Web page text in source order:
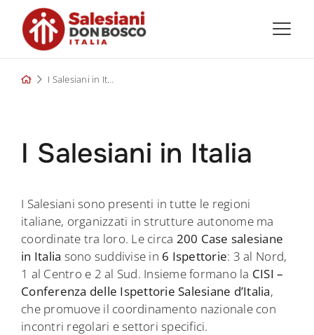
content
I Salesiani in Italia
I Salesiani in Italia
I Salesiani sono presenti in tutte le regioni
italiane, organizzati in strutture autonome ma
coordinate tra loro. Le circa 200 Case salesiane
in Italia sono suddivise in 6 Ispettorie: 3 al Nord,
1 al Centro e 2 al Sud. Insieme formano la CISI –
Conferenza delle Ispettorie Salesiane d’Italia,
che promuove il coordinamento nazionale con
incontri regolari e settori specifici.